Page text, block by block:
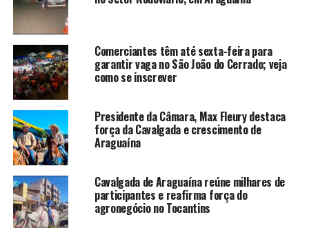
Comerciantes têm até sexta-feira para
garantir vaga no São João do Cerrado; veja
como se inscrever
Presidente da Câmara, Max Fleury destaca
força da Cavalgada e crescimento de
Araguaína
Cavalgada de Araguaína reúne milhares de
participantes e reafirma força do
agronegócio no Tocantins